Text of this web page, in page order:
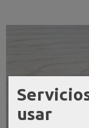
usar